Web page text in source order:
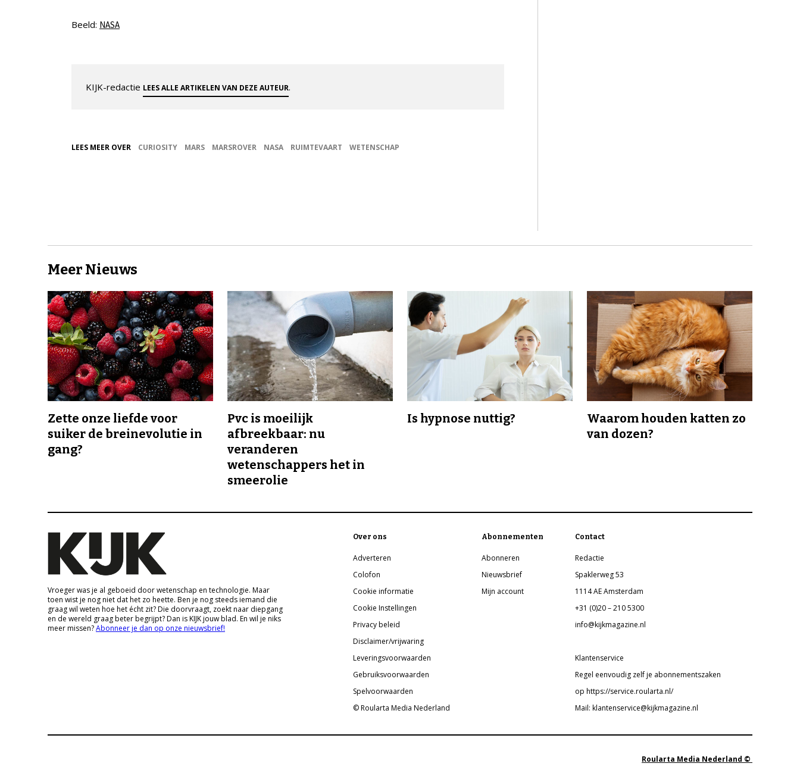
Beeld: NASA
KIJK-redactie LEES ALLE ARTIKELEN VAN DEZE AUTEUR.
LEES MEER OVER CURIOSITY MARS MARSROVER NASA RUIMTEVAART WETENSCHAP
Meer Nieuws
Zette onze liefde voor
suiker de breinevolutie in
gang?
Pvc is moeilijk
afbreekbaar: nu
veranderen
wetenschappers het in
smeerolie
Is hypnose nuttig?
Waarom houden katten zo
van dozen?
Vroeger was je al geboeid door wetenschap en technologie. Maar
toen wist je nog niet dat het zo heette. Ben je nog steeds iemand die
graag wil weten hoe het écht zit? Die doorvraagt, zoekt naar diepgang
en de wereld graag beter begrijpt? Dan is KIJK jouw blad. En wil je niks
meer missen?Abonneer je dan op onze nieuwsbrief!
Over ons
Adverteren
Colofon
Cookie informatie
Cookie Instellingen
Privacy beleid
Disclaimer/vrijwaring
Leveringsvoorwaarden
Gebruiksvoorwaarden
Spelvoorwaarden
© Roularta Media Nederland
Abonnementen
Abonneren
Nieuwsbrief
Mijn account
Contact
Redactie
Spaklerweg 53
1114 AE Amsterdam
+31 (0)20 – 210 5300
info@kijkmagazine.nl
Klantenservice
Regel eenvoudig zelf je abonnementszaken
op https://service.roularta.nl/
Mail: klantenservice@kijkmagazine.nl
Roularta Media Nederland ©